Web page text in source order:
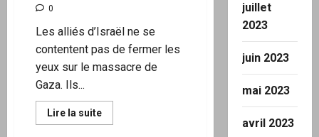
0
Les alliés d’Israël ne se
contentent pas de fermer les
yeux sur le massacre de
Gaza. Ils...
Lire la suiteEn
savoir
juillet
2023
juin 2023
mai 2023
avril 2023